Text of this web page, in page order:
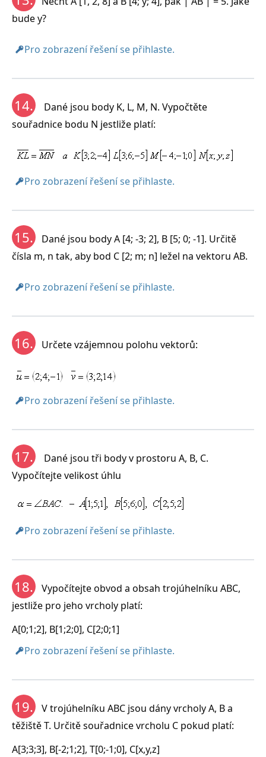
bude y?
Pro zobrazení řešení se přihlaste.
14.
Dané jsou body K, L, M, N. Vypočtěte
souřadnice bodu N jestliže platí:
Pro zobrazení řešení se přihlaste.
15.
Dané jsou body A [4; -3; 2], B [5; 0; -1]. Určitě
čísla m, n tak, aby bod C [2; m; n] ležel na vektoru AB.
Pro zobrazení řešení se přihlaste.
16. Určete vzájemnou polohu vektorů:
Pro zobrazení řešení se přihlaste.
17.
Dané jsou tři body v prostoru A, B, C.
Vypočítejte velikost úhlu
Pro zobrazení řešení se přihlaste.
18.
Vypočítejte obvod a obsah trojúhelníku ABC,
jestliže pro jeho vrcholy platí:
A[0;1;2], B[1;2;0], C[2;0;1]
Pro zobrazení řešení se přihlaste.
19.
V trojúhelníku ABC jsou dány vrcholy A, B a
těžiště T. Určitě souřadnice vrcholu C pokud platí:
A[3;3;3], B[-2;1;2], T[0;-1;0], C[x,y,z]